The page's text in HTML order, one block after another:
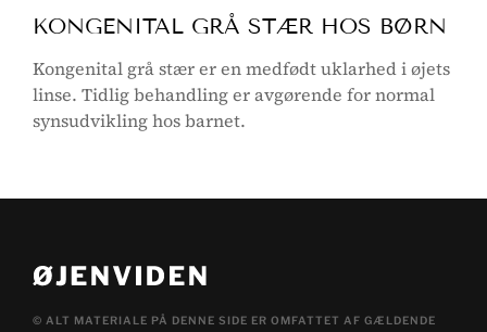
KONGENITAL GRÅ STÆR HOS BØRN
Kongenital grå stær er en medfødt uklarhed i øjets
linse. Tidlig behandling er avgørende for normal
synsudvikling hos barnet.
© ALT MATERIALE PÅ DENNE SIDE ER OMFATTET AF GÆLDENDE